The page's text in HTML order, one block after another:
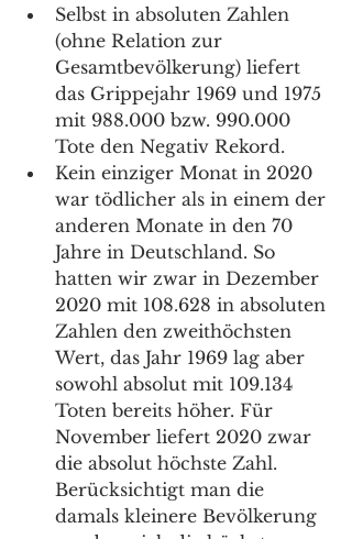
Selbst in absoluten Zahlen
(ohne Relation zur
Gesamtbevölkerung) liefert
das Grippejahr 1969 und 1975
mit 988.000 bzw. 990.000
Tote den Negativ Rekord.
Kein einziger Monat in 2020
war tödlicher als in einem der
anderen Monate in den 70
Jahre in Deutschland. So
hatten wir zwar in Dezember
2020 mit 108.628 in absoluten
Zahlen den zweithöchsten
Wert, das Jahr 1969 lag aber
sowohl absolut mit 109.134
Toten bereits höher. Für
November liefert 2020 zwar
die absolut höchste Zahl.
Berücksichtigt man die
damals kleinere Bevölkerung